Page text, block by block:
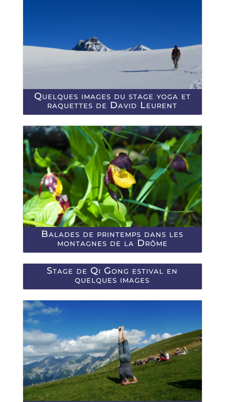
Quelques images du stage yoga et
raquettes de David Leurent
Balades de printemps dans les
montagnes de la Drôme
Stage de Qi Gong estival en
quelques images